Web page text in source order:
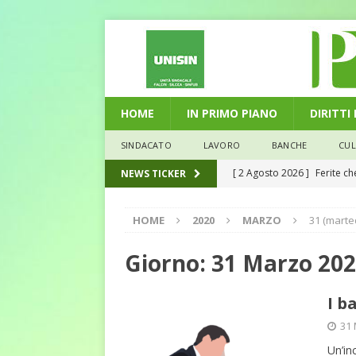
HOME IN PRIMO PIANO DIRITTI
SINDACATO LAVORO BANCHE
NEWS TICKER [ 2 Agosto 2026 ] Ferite
[ 29 Luglio 2026 ]
la media nazionale
debiti sono più leggeri
Il
HOME 2020 MARZO 31
Giorno: 31 Marzo
I
31